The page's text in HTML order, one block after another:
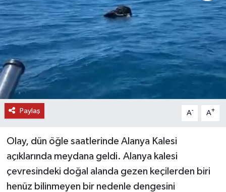
Paylaş A- A+
Olay, dün öğle saatlerinde Alanya Kalesi
açıklarında meydana geldi. Alanya kalesi
çevresindeki doğal alanda gezen keçilerden biri
henüz bilinmeyen bir nedenle dengesini
DÜNYA
EĞİTİM
TURİZM
RÖPORTAJ
YAZARLAR
RESMİ İLAN